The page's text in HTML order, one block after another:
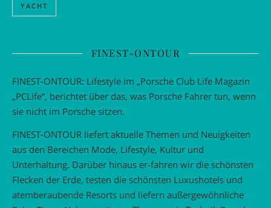
YACHT
FINEST-ONTOUR
FINEST-ONTOUR: Lifestyle im „Porsche Club Life Magazin
„PCLife“, berichtet über das, was Porsche Fahrer tun, wenn
sie nicht im Porsche sitzen.
FINEST-ONTOUR liefert aktuelle Themen und Neuigkeiten
aus den Bereichen Mode, Lifestyle, Kultur und
Unterhaltung. Darüber hinaus er-fahren wir die schönsten
Flecken der Erde, testen die schönsten Luxushotels und
atemberaubende Resorts und liefern außergewöhnliche